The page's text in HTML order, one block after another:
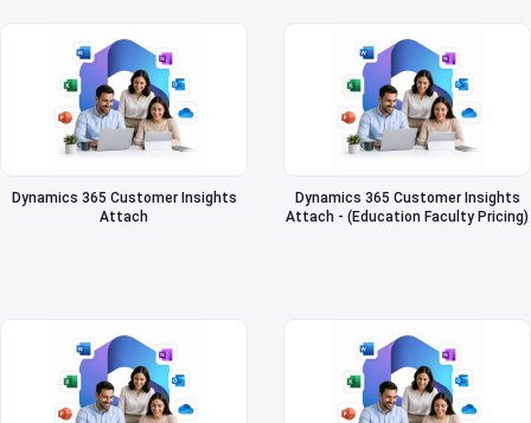
Dynamics 365 Customer Insights
Attach
Dynamics 365 Customer Insights
Attach - (Education Faculty Pricing)